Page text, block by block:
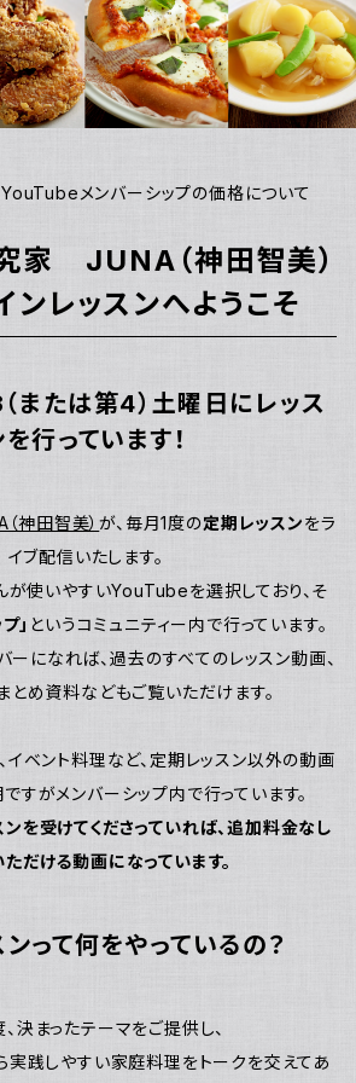
YouTubeメンバーシップの価格について
家 JUNA（神田智美）
ンレッスンへようこそ
または第4）土曜日にレッス
を行っています！
神田智美）が、毎月1度の定期レッスンをラ
イブ配信いたします。
が使いやすいYouTubeを選択しており、そ
」 というコミュニティー内で行っています。
ーになれば、過去のすべてのレッスン動画、
とめ資料などもご覧いただけます。
イベント料理など、定期レッスン以外の動画
ですがメンバーシップ内で行っています。
を受けてくださっていれば、追加料金なし
だける動画になっています。
って何をやっているの？
決まったテーマをご提供し、
実践しやすい家庭料理をトークを交えてあ